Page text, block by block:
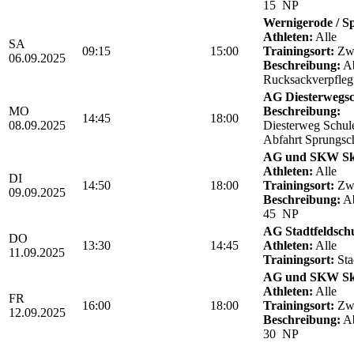
15 NP
SA
06.09.2025
09:15 15:00
Wernigerode /
Athleten: Alle
Trainingsort:
Beschreibung:
MO
08.09.2025
14:45 18:00
AG
Beschreibung:
Diesterweg
Abfahrt
DI
09.09.2025
14:50 18:00
AG und SKW
Athleten: Alle
Trainingsort:
Beschreibung:
45 NP
DO
11.09.2025
13:30 14:45
AG
Athleten: Alle
Trainingsort:
FR
12.09.2025
16:00 18:00
AG und SKW
Athleten: Alle
Trainingsort:
Beschreibung:
30 NP